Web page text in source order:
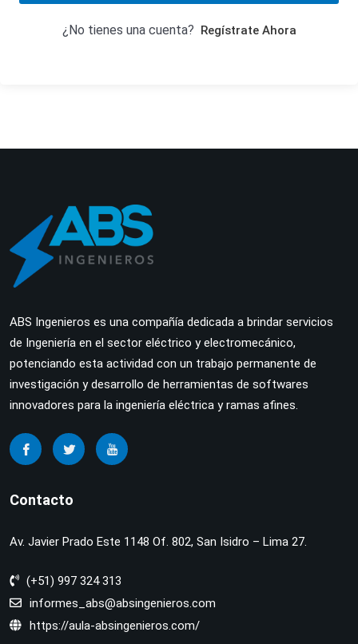
¿No tienes una cuenta? Regístrate Ahora
ABS Ingenieros es una compañía dedicada a brindar servicios
de Ingeniería en el sector eléctrico y electromecánico,
potenciando esta actividad con un trabajo permanente de
investigación y desarrollo de herramientas de softwares
innovadores para la ingeniería eléctrica y ramas afines.
Contacto
Av. Javier Prado Este 1148 Of. 802, San Isidro – Lima 27.
(+51) 997 324 313
informes_abs@absingenieros.com
https://aula-absingenieros.com/